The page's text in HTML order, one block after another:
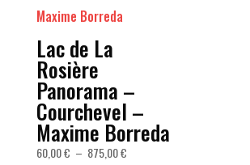
Lac de La
Rosière
Panorama –
Courchevel –
Maxime Borreda
60,00€ – 875,00€Plage